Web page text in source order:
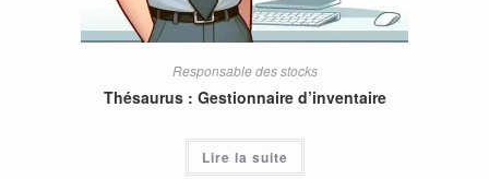
Responsable des stocks
Thésaurus : Gestionnaire d’inventaire
Lire la suite